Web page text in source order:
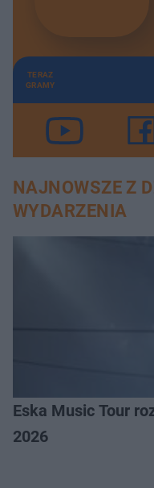
TERAZ
GRAMY
NAJNOWSZE Z
WYDARZENIA
Eska Music Tour
2026